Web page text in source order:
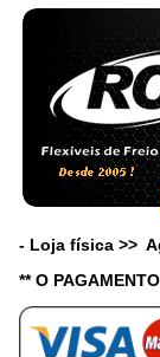
- Loja física >>
** O